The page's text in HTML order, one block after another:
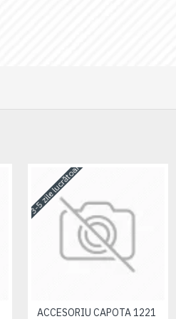
3-5 zile lucrătoare
ACCESORIU CAPOTA 1221